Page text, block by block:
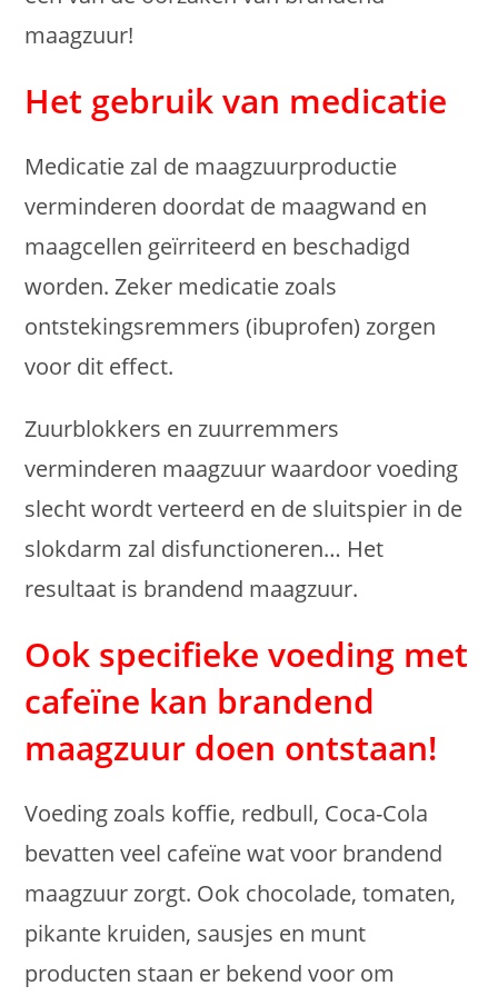
maagzuur!
Het gebruik van medicatie
Medicatie zal de maagzuurproductie
verminderen doordat de maagwand en
maagcellen geïrriteerd en beschadigd
worden. Zeker medicatie zoals
ontstekingsremmers (ibuprofen) zorgen
voor dit effect.
Zuurblokkers en zuurremmers
verminderen maagzuur waardoor voeding
slecht wordt verteerd en de sluitspier in de
slokdarm zal disfunctioneren… Het
resultaat is brandend maagzuur.
Ook specifieke voeding met
cafeïne kan brandend
maagzuur doen ontstaan!
Voeding zoals koffie, redbull, Coca-Cola
bevatten veel cafeïne wat voor brandend
maagzuur zorgt. Ook chocolade, tomaten,
pikante kruiden, sausjes en munt
producten staan er bekend voor om